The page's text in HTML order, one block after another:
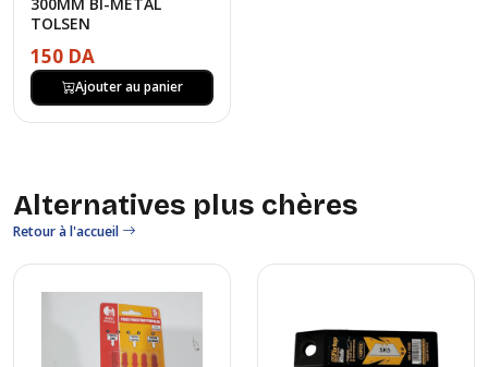
TOLSEN
150 DA
Ajouter au panier
Alternatives plus chères
Retour à l'accueil